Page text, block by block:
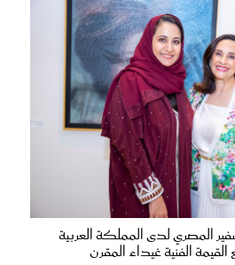
المصري لدى المملكة العربية
الفنية غيداء المقرن